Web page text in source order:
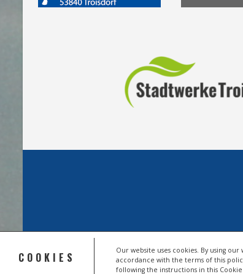
COOKIES
Our website uses cookies. By using
accordance with the terms of this
following the instructions in this
© 2026 HSV TROISDORF E.V.